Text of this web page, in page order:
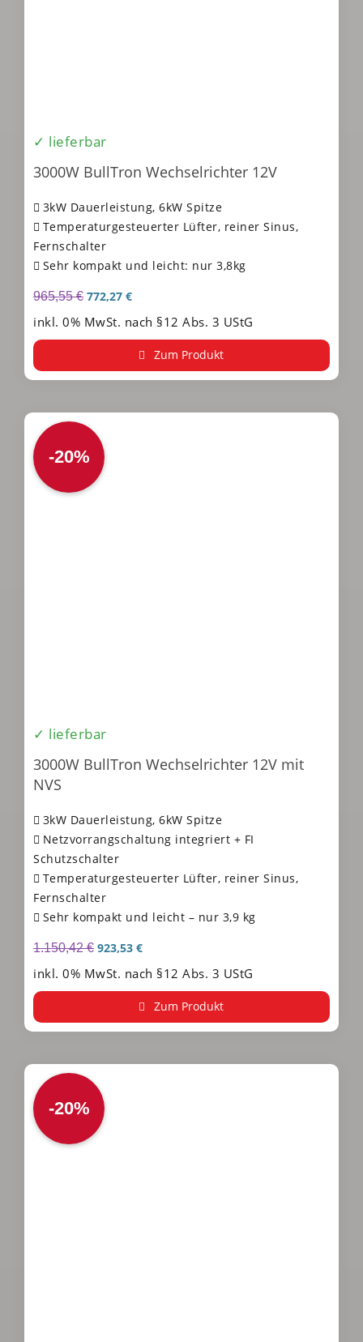
✓ lieferbar
3000W BullTron Wechselrichter 12V
3kW Dauerleistung, 6kW Spitze
Temperaturgesteuerter Lüfter, reiner Sinus,
Fernschalter
Sehr kompakt und leicht: nur 3,8kg
965,55€ 772,27 €
inkl. 0% MwSt. nach §12 Abs. 3 UStG
Zum Produkt
-20%
✓ lieferbar
3000W BullTron Wechselrichter 12V mit
NVS
3kW Dauerleistung, 6kW Spitze
Netzvorrangschaltung integriert + FI
Schutzschalter
Temperaturgesteuerter Lüfter, reiner Sinus,
Fernschalter
Sehr kompakt und leicht – nur 3,9 kg
1.150,42€ 923,53 €
inkl. 0% MwSt. nach §12 Abs. 3 UStG
Zum Produkt
-20%